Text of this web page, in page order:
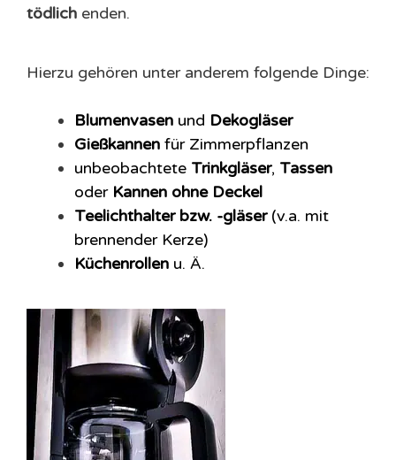
tödlich enden.
Hierzu gehören unter anderem folgende Dinge:
Blumenvasen und Dekogläser
Gießkannen für Zimmerpflanzen
unbeobachtete Trinkgläser, Tassen
oder Kannen ohne Deckel
Teelichthalter bzw. -gläser (v.a. mit
brennender Kerze)
Küchenrollen u. Ä.